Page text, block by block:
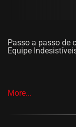
Passo a passo de
Equipe
More...